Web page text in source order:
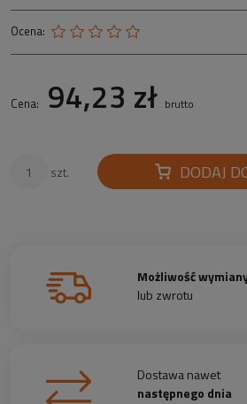
Ocena:
Cena: 94,23 zł brutto
szt. DODAJ
Możliwość
lub zwrotu
Dostawa nawet
następnego dnia